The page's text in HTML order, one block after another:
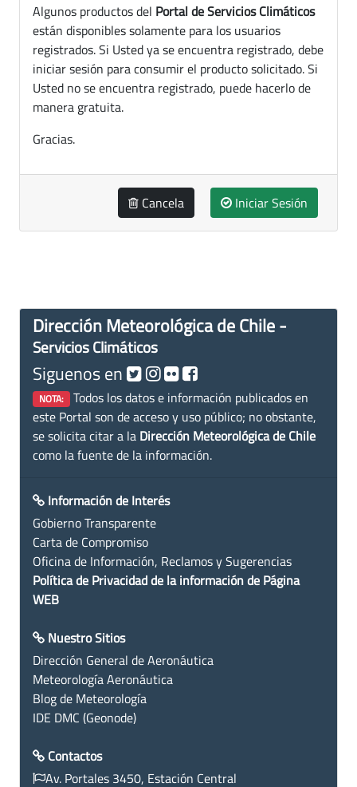
Algunos productos del Portal de Servicios Climáticos
están disponibles solamente para los usuarios
registrados. Si Usted ya se encuentra registrado, debe
iniciar sesión para consumir el producto solicitado. Si
Usted no se encuentra registrado, puede hacerlo de
manera gratuita.
Gracias.
Cancela Iniciar Sesión
Dirección Meteorológica de Chile -
Servicios Climáticos
Siguenos en
NOTA: Todos los datos e información publicados en
este Portal son de acceso y uso público; no obstante,
se solicita citar a la Dirección Meteorológica de Chile
como la fuente de la información.
Información de Interés
Gobierno Transparente
Carta de Compromiso
Oficina de Información, Reclamos y Sugerencias
Política de Privacidad de la información de Página
WEB
Nuestro Sitios
Dirección General de Aeronáutica
Meteorología Aeronáutica
Blog de Meteorología
IDE DMC (Geonode)
Contactos
Av. Portales 3450, Estación Central